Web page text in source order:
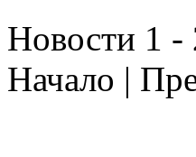
Новости 1 -
Начало |